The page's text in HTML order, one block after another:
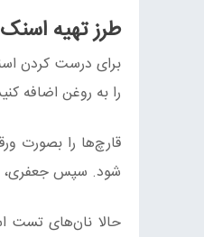
طرز تهیه
برای درست کردن
را به روغن اضافه
قارچ‌ها را بصورت
شود. سپس جعفری،
حالا نان‌های تست